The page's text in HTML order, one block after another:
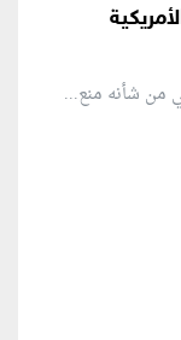
من شأنه منع...